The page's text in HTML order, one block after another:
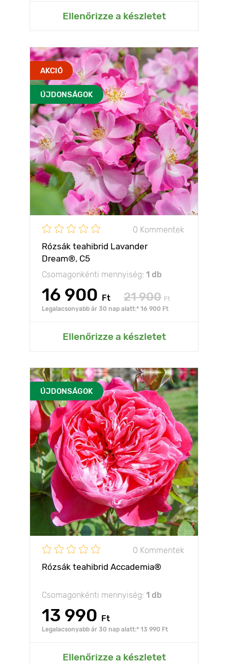
Ellenőrizze a készletet
AKCIÓ
ÚJDONSÁGOK
0 Kommentek
Rózsák teahibrid Lavander
Dream®, C5
Csomagonkénti mennyiség: 1 db
16 900 Ft 21 900 Ft
Legalacsonyabb ár 30 nap alatt:* 16 900 Ft
Ellenőrizze a készletet
ÚJDONSÁGOK
0 Kommentek
Rózsák teahibrid Accademia®
Csomagonkénti mennyiség: 1 db
13 990 Ft
Legalacsonyabb ár 30 nap alatt:* 13 990 Ft
Ellenőrizze a készletet